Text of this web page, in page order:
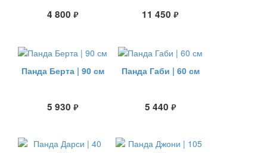
4 800 руб. 11 450 руб.
Панда Берта | 90 см
5 930 руб.
Панда Габи | 60 см
5 440 руб.